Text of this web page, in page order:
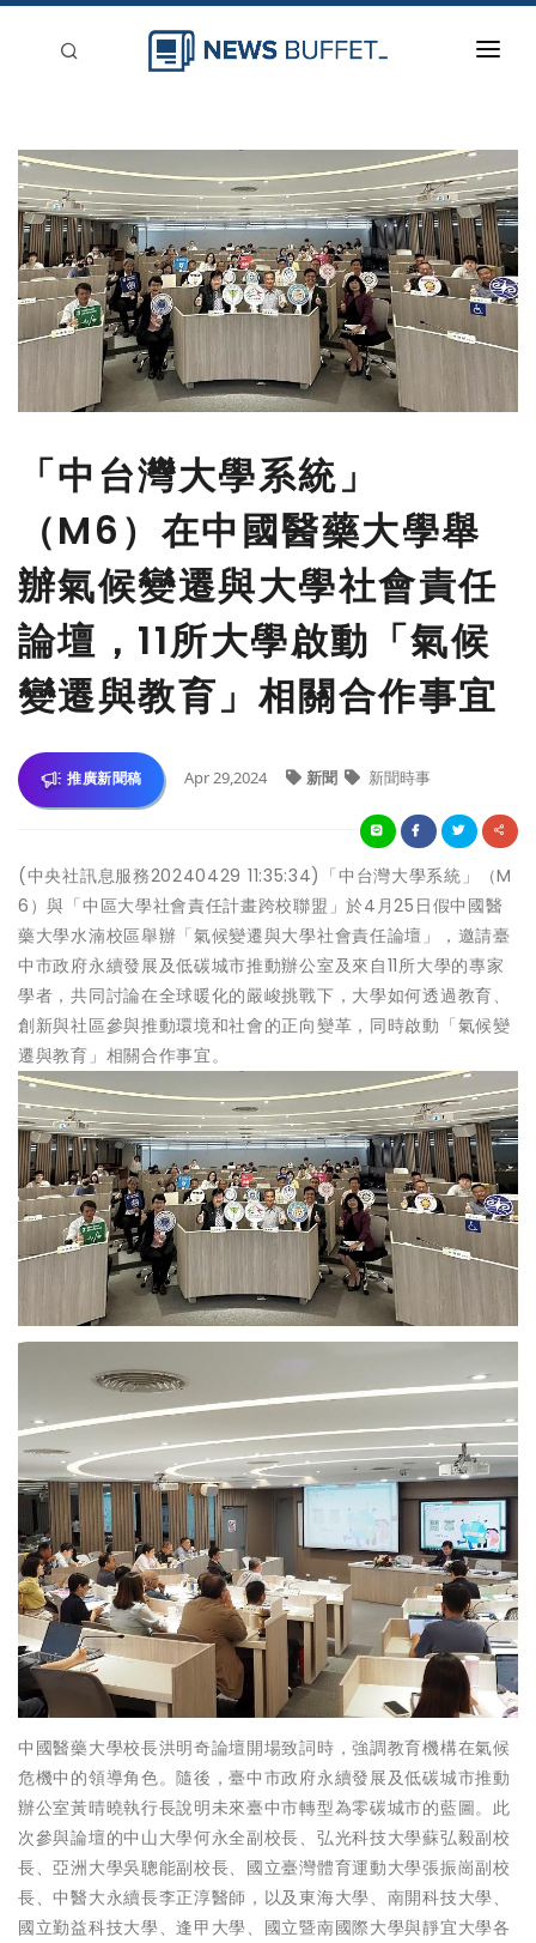
新聞稿分類
登入
刊登
「中台灣大學系統」
（M6）在中國醫藥大學舉
辦氣候變遷與大學社會責任
論壇，11所大學啟動「氣候
變遷與教育」相關合作事宜
推廣新聞稿 Apr 29,2024 新聞 新聞時事
(中央社訊息服務20240429 11:35:34)「中台灣大學系統」（M
6）與「中區大學社會責任計畫跨校聯盟」於4月25日假中國醫
藥大學水湳校區舉辦「氣候變遷與大學社會責任論壇」，邀請臺
中市政府永續發展及低碳城市推動辦公室及來自11所大學的專家
學者，共同討論在全球暖化的嚴峻挑戰下，大學如何透過教育、
創新與社區參與推動環境和社會的正向變革，同時啟動「氣候變
遷與教育」相關合作事宜。
中國醫藥大學校長洪明奇論壇開場致詞時，強調教育機構在氣候
危機中的領導角色。隨後，臺中市政府永續發展及低碳城市推動
辦公室黃晴曉執行長說明未來臺中市轉型為零碳城市的藍圖。此
次參與論壇的中山大學何永全副校長、弘光科技大學蘇弘毅副校
長、亞洲大學吳聰能副校長、國立臺灣體育運動大學張振崗副校
長、中醫大永續長李正淳醫師，以及東海大學、南開科技大學、
國立勤益科技大學、逢甲大學、國立暨南國際大學與靜宜大學各